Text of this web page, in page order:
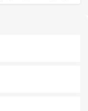
しめる外せないスポット